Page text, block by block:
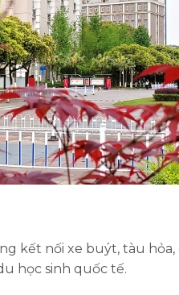
kết nối xe buýt, tàu hỏa,
học sinh quốc tế.